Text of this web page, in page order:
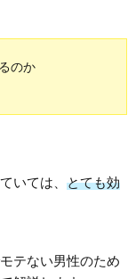
のか
いては、 とても効
テない男性のため